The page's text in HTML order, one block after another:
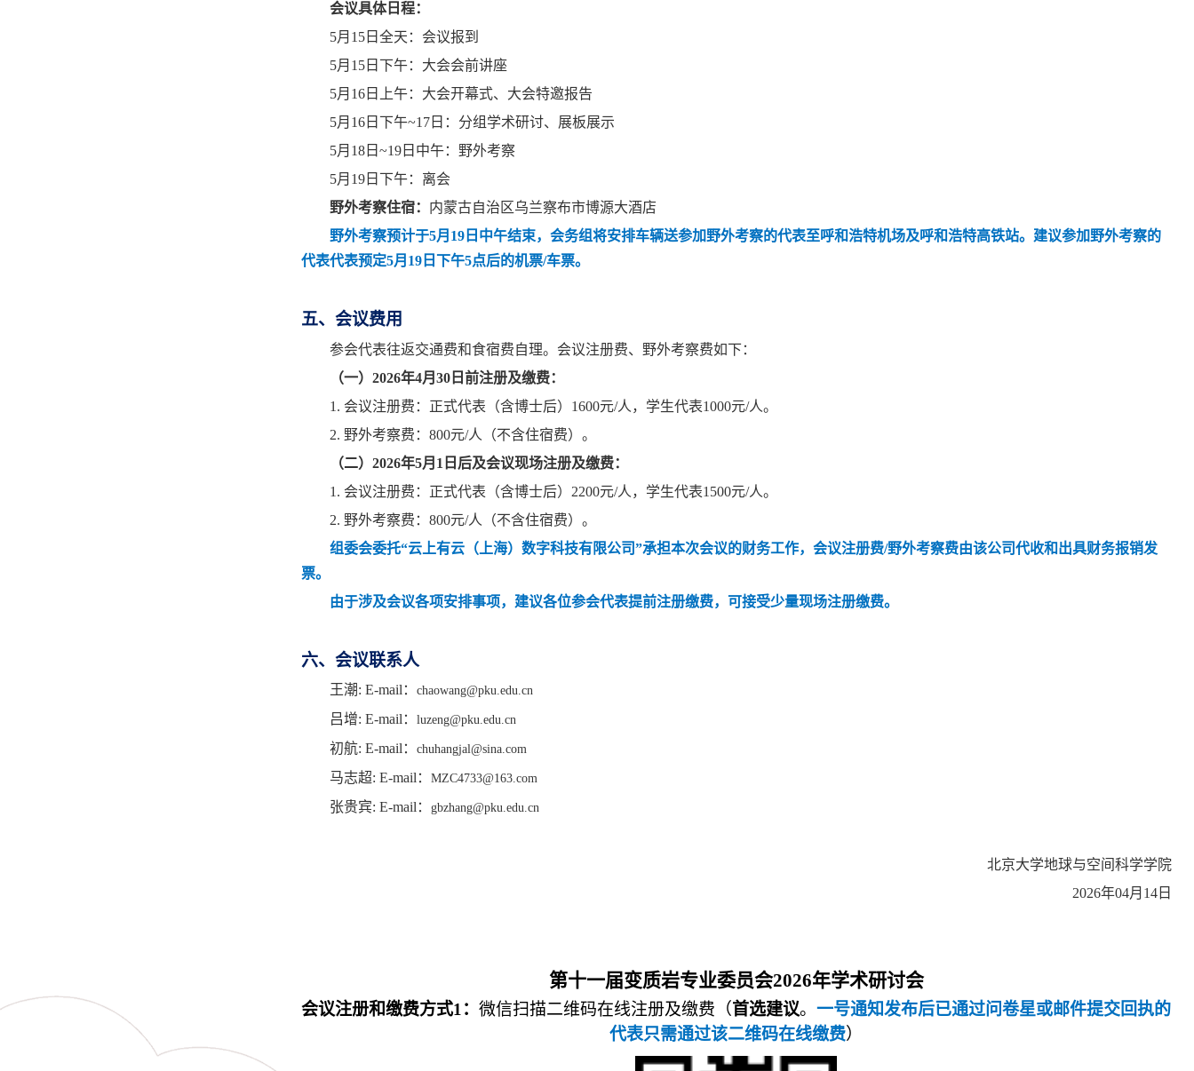
会议具体日程：
5月 15日全天：会议报到
5月 15日下午：大会会前讲座
5月 16日上午：大会开幕式、大会特邀报告
5月 16日下午~17日：分组学术研讨、展板展示
5月 18日 ~19日中午：野外考察
5月 19日下午：离会
野外考察住宿： 内蒙古自治区乌兰察布市博源大酒店
野外考察预计于5月 19日中午结束，会务组将安排车辆送参加野外考察的代表至呼和浩特机场及呼和浩特高铁站。建议参加野外考察的
代表代表预定5月 19日下午5点后的机票/车票。
五、会议费用
参会代表往返交通费和食宿费自理。会议注册费、野外考察费如下：
（一） 2026年4月 30日前注册及缴费：
1. 会议注册费：正式代表（含博士后） 1600元/人，学生代表1000元/人。
2. 野外考察费： 800元/人（不含住宿费）。
（二） 2026年5月 1 日后及会议现场注册及缴费：
1. 会议注册费：正式代表（含博士后） 2200元/人，学生代表1500元/人。
2. 野外考察费： 800元/人（不含住宿费）。
组委会委托“云上有云（上海）数字科技有限公司”承担本次会议的财务工作，会议注册费/野外考察费由该公司代收和出具财务报销发
票。
由于涉及会议各项安排事项，建议各位参会代表提前注册缴费，可接受少量现场注册缴费。
六、会议联系人
王潮: E-mail ： chaowang@pku.edu.cn
吕增: E-mail ： luzeng@pku.edu.cn
初航: E-mail ： chuhangjal@sina.com
马志超: E-mail ： MZC4733@163.com
张贵宾: E-mail ： gbzhang@pku.edu.cn
北京大学地球与空间科学学院
2026年04月 14 日
第十一届变质岩专业委员会2026年学术研讨会
会议注册和缴费方式1：微信扫描二维码在线注册及缴费（首选建议。一号通知发布后已通过问卷星或邮件提交回执的
代表只需通过该二维码在线缴费）